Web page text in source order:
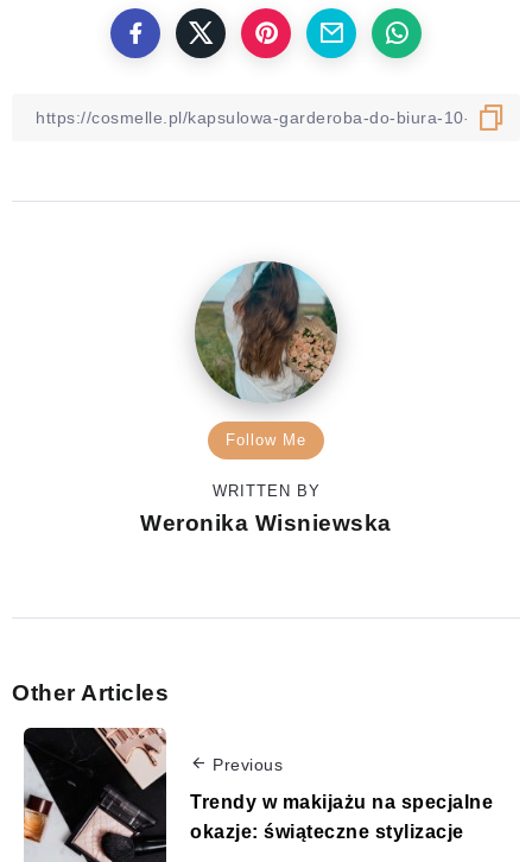
Follow Me
WRITTEN BY
Weronika Wisniewska
Other Articles
Previous
Trendy w makijażu na specjalne
okazje: świąteczne stylizacje